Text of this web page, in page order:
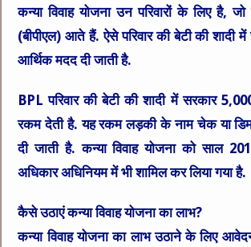
कन्या विवाह योजना उन परिवारों के लिए है,
(बीपीएल) आते हैं. ऐसे परिवार की बेटी की शादी
आर्थिक मदद दी जाती है.
BPL परिवार की बेटी की शादी में सरकार
रकम देती है. यह रकम लड़की के नाम चेक या
दी जाती है. कन्या विवाह योजना को साल
अधिकार अधिनियम में भी शामिल कर लिया गया है.
कैसे उठाएं कन्या विवाह योजना का लाभ?
कन्या विवाह योजना का लाभ उठाने के लिए